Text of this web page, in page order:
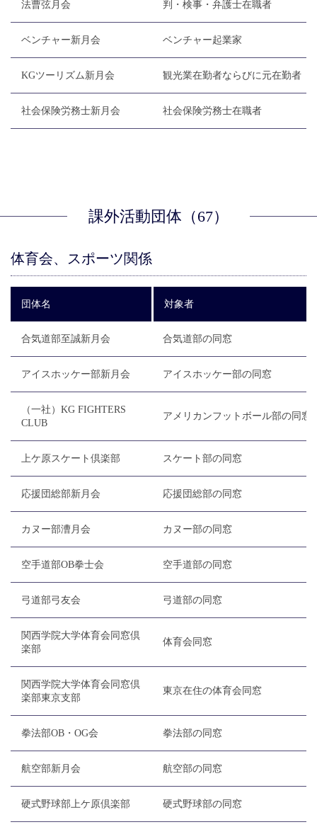
法曹弦月会 判・検事・弁護士在職者
ベンチャー新月会 ベンチャー起業家
KGツーリズム新月会 観光業在勤者ならびに元在勤者
社会保険労務士新月会 社会保険労務士在職者
課外活動団体（67）
体育会、スポーツ関係
団体名 対象者
合気道部至誠新月会 合気道部の同窓
アイスホッケー部新月会 アイスホッケー部の同窓
（一社）KG FIGHTERS
CLUB
アメリカンフットボール部の同窓
上ケ原スケート倶楽部 スケート部の同窓
応援団総部新月会 応援団総部の同窓
カヌー部漕月会 カヌー部の同窓
空手道部OB拳士会 空手道部の同窓
弓道部弓友会 弓道部の同窓
関西学院大学体育会同窓倶
楽部
体育会同窓
関西学院大学体育会同窓倶
楽部東京支部
東京在住の体育会同窓
拳法部OB・OG会 拳法部の同窓
航空部新月会 航空部の同窓
硬式野球部上ケ原倶楽部 硬式野球部の同窓